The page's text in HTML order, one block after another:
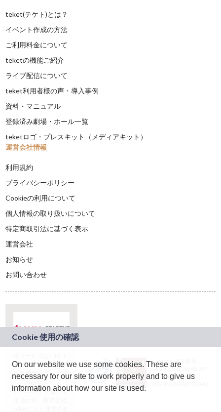
teket(テケト)とは？
イベント作成の方法
ご利用料金について
teketの機能ご紹介
ライブ配信について
teket利用者様の声・導入事例
資料・マニュアル
登録済み劇場・ホール一覧
teketロゴ・プレスキット（メディアキット）
運営会社情報
利用規約
プライバシーポリシー
Cookieの利用について
個人情報の取り扱いについて
特定商取引法に基づく表示
運営会社
お知らせ
お問い合わせ
ドコモグループの新
規事業創出プログラ
ム「docomo
STARTUP」を通じて
JASRAC許諾番号：
9024936001Y45037
JASRAC許諾番号：
On our website we use some cookies. These are
necessary for our site to work properly and to give us
information about how our site is used.